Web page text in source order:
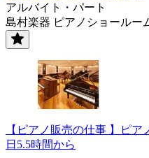
アルバイト・パート
島村楽器 ピアノショールー
【ピアノ販売の仕事 】ピ
日5.5時間から